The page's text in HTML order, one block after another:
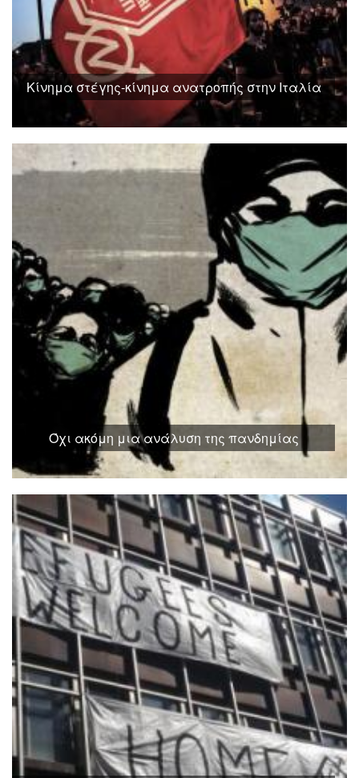
Κίνημα στέγης-κίνημα ανατροπής στην Ιταλία
Όχι ακόμη μια ανάλυση της πανδημίας